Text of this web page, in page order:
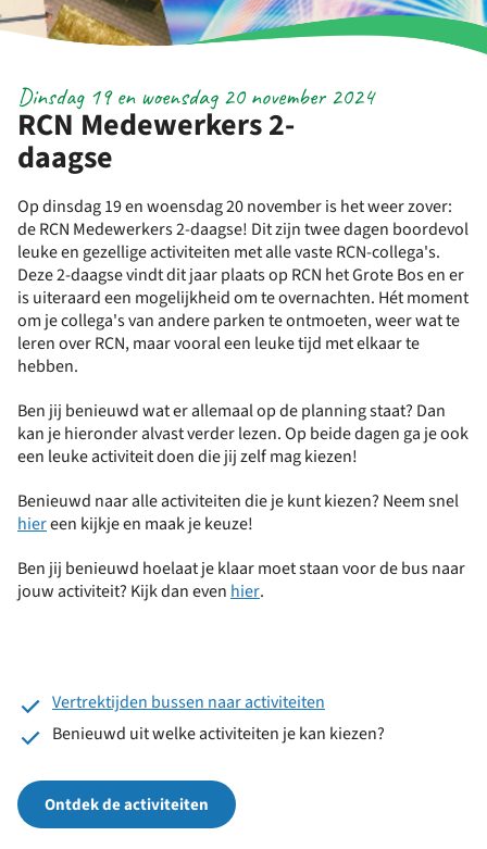
RCN Medewerkers 2-
daagse
Dinsdag 19 en woensdag 20 november 2024
Op dinsdag 19 en woensdag 20 november is het weer zover:
de RCN Medewerkers 2-daagse! Dit zijn twee dagen boordevol
leuke en gezellige activiteiten met alle vaste RCN-collega's.
Deze 2-daagse vindt dit jaar plaats op RCN het Grote Bos en er
is uiteraard een mogelijkheid om te overnachten. Hét moment
om je collega's van andere parken te ontmoeten, weer wat te
leren over RCN, maar vooral een leuke tijd met elkaar te
hebben.
Ben jij benieuwd wat er allemaal op de planning staat? Dan
kan je hieronder alvast verder lezen. Op beide dagen ga je ook
een leuke activiteit doen die jij zelf mag kiezen!
Benieuwd naar alle activiteiten die je kunt kiezen? Neem snel
hiereen kijkje en maak je keuze!
Ben jij benieuwd hoelaat je klaar moet staan voor de bus naar
jouw activiteit? Kijk dan even hier.
Vertrektijden bussen naar activiteiten
Benieuwd uit welke activiteiten je kan kiezen?
Ontdek de activiteiten